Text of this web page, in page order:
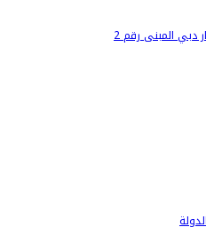
المبنى رقم 2